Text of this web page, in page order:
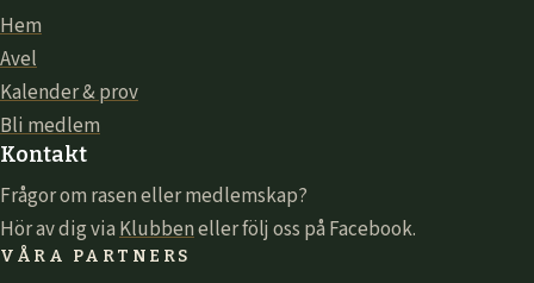
Hem
Avel
Kalender & prov
Bli medlem
Kontakt
Frågor om rasen eller medlemskap?
Hör av dig viaKlubbeneller följ oss på Facebook.
VÅRA PARTNERS